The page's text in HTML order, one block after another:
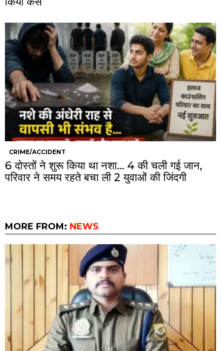
CRIME/ACCIDENT
6 दोस्तों ने शुरू किया था नशा… 4 की चली गई जान,
परिवार ने समय रहते बचा ली 2 युवाओं की जिंदगी
MORE FROM: NEWS